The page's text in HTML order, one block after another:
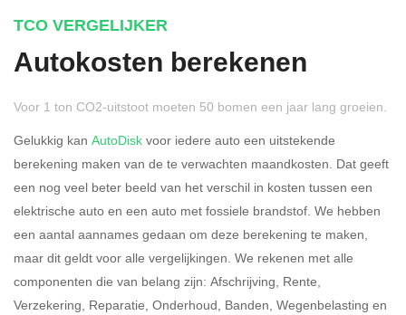
Rijdt u meer dan 500
kilometer privé?
Ja Nee
Belastingspercentage
37,07% (Belastbaar tot €
TCO VERGELIJKER
Autokosten berekenen
Voor 1 ton CO2-uitstoot moeten 50 bomen een jaar lang groeien.
Gelukkig kan AutoDisk voor iedere auto een uitstekende
berekening maken van de te verwachten maandkosten. Dat geeft
een nog veel beter beeld van het verschil in kosten tussen een
elektrische auto en een auto met fossiele brandstof. We hebben
een aantal aannames gedaan om deze berekening te maken,
maar dit geldt voor alle vergelijkingen. We rekenen met alle
componenten die van belang zijn: Afschrijving, Rente,
Verzekering, Reparatie, Onderhoud, Banden, Wegenbelasting en